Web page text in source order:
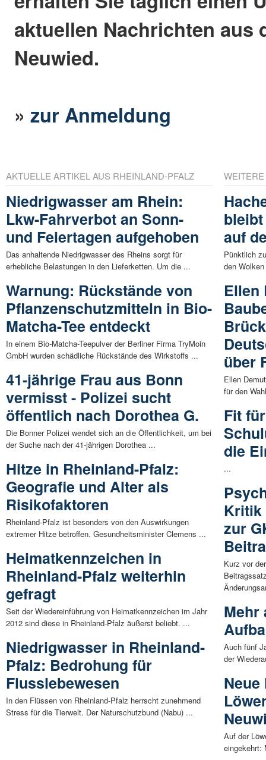
aktuellen Nachrichten aus
Neuwied.
»zur Anmeldung
AKTUELLE ARTIKEL AUS RHEINLAND-PFALZ
Niedrigwasser am Rhein:
Lkw-Fahrverbot an Sonn-
und Feiertagen aufgehoben
Das anhaltende Niedrigwasser des Rheins sorgt für
erhebliche Belastungen in den Lieferketten. Um die ...
Warnung: Rückstände von
Pflanzenschutzmitteln in Bio-
Matcha-Tee entdeckt
In einem Bio-Matcha-Teepulver der Berliner Firma TryMoin
GmbH wurden schädliche Rückstände des Wirkstoffs ...
41-jährige Frau aus Bonn
vermisst - Polizei sucht
öffentlich nach Dorothea G.
Die Bonner Polizei wendet sich an die Öffentlichkeit, um bei
der Suche nach der 41-jährigen Dorothea ...
Hitze in Rheinland-Pfalz:
Geografie und Alter als
Risikofaktoren
Rheinland-Pfalz ist besonders von den Auswirkungen
extremer Hitze betroffen. Gesundheitsminister Clemens ...
Heimatkennzeichen in
Rheinland-Pfalz weiterhin
gefragt
Seit der Wiedereinführung von Heimatkennzeichen im Jahr
2012 sind diese in Rheinland-Pfalz äußerst beliebt. ...
Niedrigwasser in Rheinland-
Pfalz: Bedrohung für
Flusslebewesen
In den Flüssen von Rheinland-Pfalz herrscht zunehmend
Stress für die Tierwelt. Der Naturschutzbund (Nabu) ...
auf
Pünktlich
den
Ellen
über
Ellen
für den
Fit
die
...
Kritik
zur
Kurz vor
Mehr
Auch fünf
der
Auf der
eingekehrt: